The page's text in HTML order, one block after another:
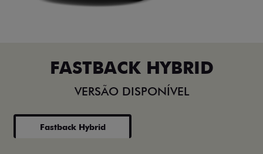
FASTBACK HYBRID
VERSÃO DISPONÍVEL
Fastback Hybrid